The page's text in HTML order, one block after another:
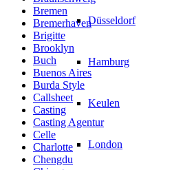
Düsseldorf
Hamburg
Keulen
London
Bremen
Bremerhaven
Brigitte
Brooklyn
Buch
Buenos Aires
Burda Style
Callsheet
Casting
Casting Agentur
Celle
Charlotte
Chengdu